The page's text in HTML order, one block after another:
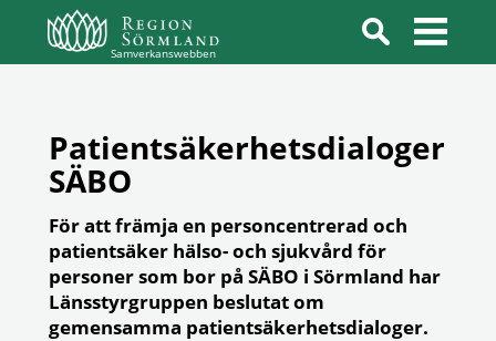
Samverkanswebben
Patientsäkerhetsdialoger
SÄBO
För att främja en personcentrerad och
patientsäker hälso- och sjukvård för
personer som bor på SÄBO i Sörmland har
Länsstyrgruppen beslutat om
gemensamma patientsäkerhetsdialoger.